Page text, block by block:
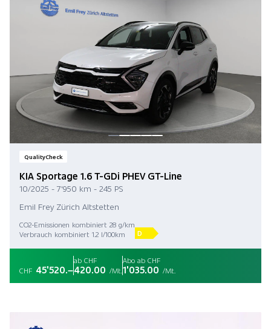
QualityCheck
KIA Sportage 1.6 T-GDi PHEV GT-Line
10/2025 - 7'950 km - 245 PS
Emil Frey Zürich Altstetten
CO2-Emissionen kombiniert 28 g/km
Verbrauch kombiniert 1.2 l/100km
D
CHF 45'520.–
ab CHF
420.00 /Mt.
Abo ab CHF
1'035.00 /Mt.